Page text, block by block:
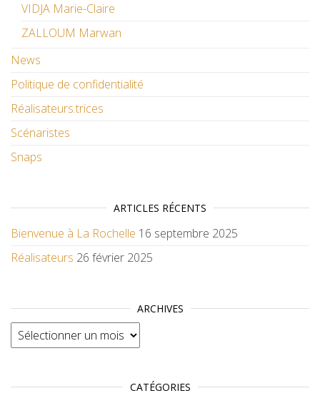
VIDJA Marie-Claire
ZALLOUM Marwan
News
Politique de confidentialité
Réalisateurs.trices
Scénaristes
Snaps
ARTICLES RÉCENTS
Bienvenue à La Rochelle 16 septembre 2025
Réalisateurs 26 février 2025
ARCHIVES
Archives
CATÉGORIES